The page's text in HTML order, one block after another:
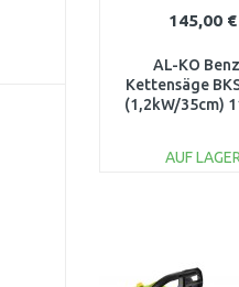
145,00 €
AL-KO
Kettensäge
(1,2kW/35cm)
AUF LAGER